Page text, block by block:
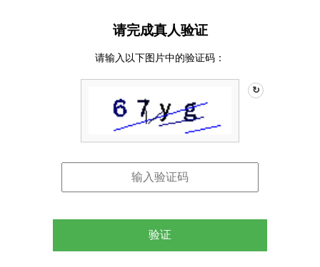
请完成真人验证
请输入以下图片中的验证码：
↻
验证